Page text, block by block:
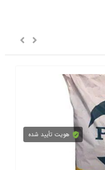
هویت تأیید شده